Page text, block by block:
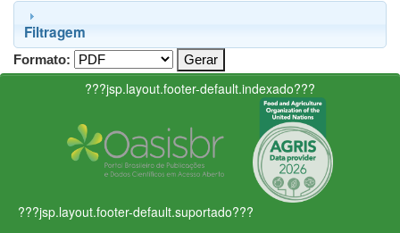
Filtragem
Formato:
???jsp.layout.footer-default.indexado???
???jsp.layout.footer-default.suportado???